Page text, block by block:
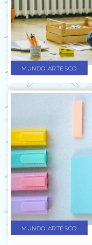
MUNDO ARTESCO
MUNDO ARTESCO